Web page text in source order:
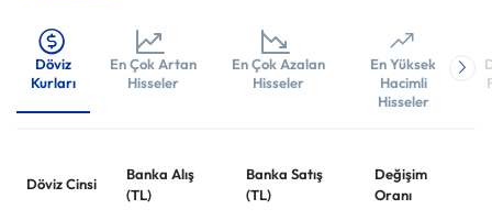
Döviz
Kurları
En Çok Artan
Hisseler
En Çok Azalan
Hisseler
En Yüksek
Hacimli
Hisseler
Döviz Cinsi
Banka Alış
(TL)
Banka Satış
(TL)
Değişim
Oranı